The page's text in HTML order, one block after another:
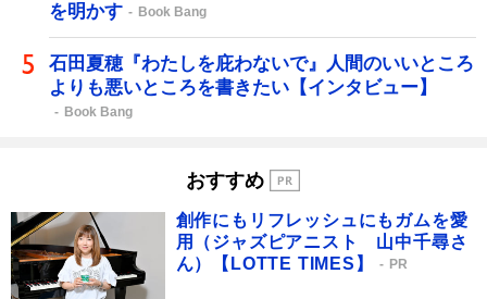
を明かす
Book Bang
石田夏穂『わたしを庇わないで』人間のいいところ
よりも悪いところを書きたい【インタビュー】
Book Bang
おすすめ
創作にもリフレッシュにもガムを愛
用（ジャズピアニスト 山中千尋さ
ん）【LOTTE TIMES】
PR